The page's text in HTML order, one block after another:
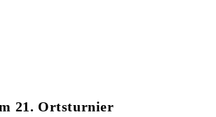
21. Ortsturnier